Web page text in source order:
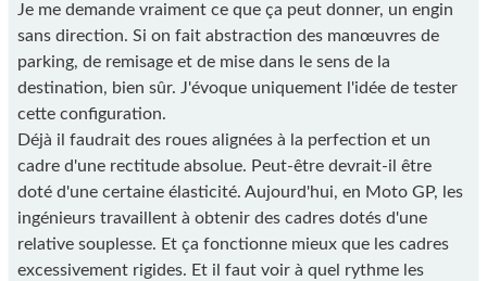
Je me demande vraiment ce que ça peut donner, un engin
sans direction. Si on fait abstraction des manœuvres de
parking, de remisage et de mise dans le sens de la
destination, bien sûr. J'évoque uniquement l'idée de tester
cette configuration.
Déjà il faudrait des roues alignées à la perfection et un
cadre d'une rectitude absolue. Peut-être devrait-il être
doté d'une certaine élasticité. Aujourd'hui, en Moto GP, les
ingénieurs travaillent à obtenir des cadres dotés d'une
relative souplesse. Et ça fonctionne mieux que les cadres
excessivement rigides. Et il faut voir à quel rythme les